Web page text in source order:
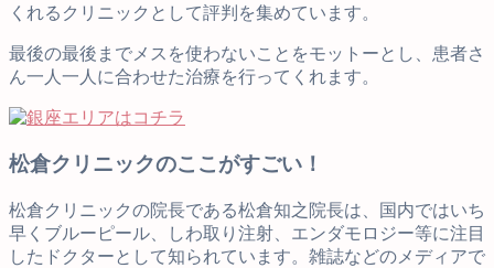
くれるクリニックとして評判を集めています。
最後の最後までメスを使わないことをモットーとし、患者さ
ん一人一人に合わせた治療を行ってくれます。
松倉クリニックのここがすごい！
松倉クリニックの院長である松倉知之院長は、国内ではいち
早くブルーピール、しわ取り注射、エンダモロジー等に注目
したドクターとして知られています。雑誌などのメディアで